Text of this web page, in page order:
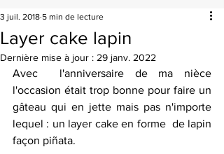
Layer cake lapin
3 juil. 2018 5 min de lecture
Dernière mise à jour : 29 janv. 2022
Avec  l'anniversaire de ma nièce
l'occasion était trop bonne pour faire un
gâteau qui en jette mais pas n'importe
lequel : un layer cake en forme  de lapin
façon piñata.